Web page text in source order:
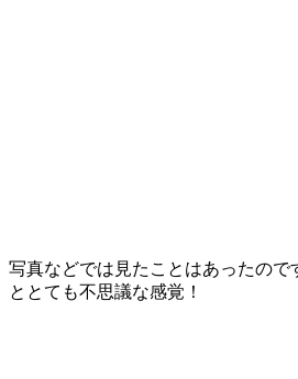
写真などでは見たことはあったので
ととても不思議な感覚！